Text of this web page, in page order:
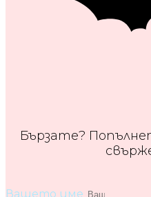
Бързате?
Вашето име